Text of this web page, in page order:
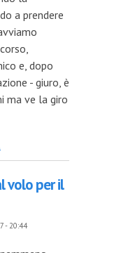
a prendere
e, dopo
- giuro, è
ma ve la giro
volo per il
- 20:44